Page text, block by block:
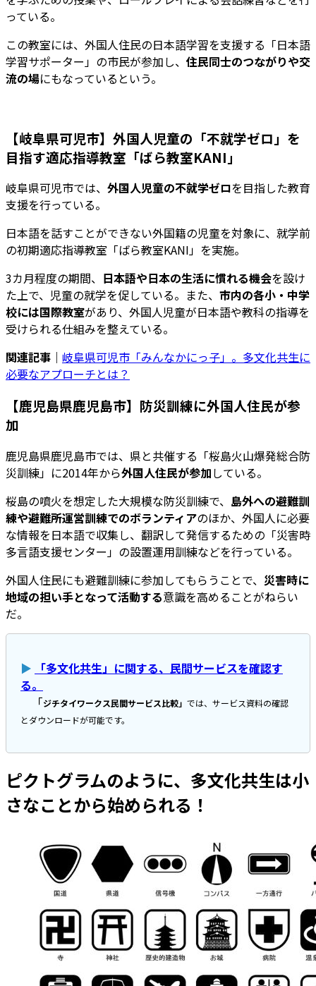
っている。
この教室には、外国人住民の日本語学習を支援する「日本語
学習サポーター」の市民が参加し、 住民同士のつながりや交
流の場にもなっているという。
【岐阜県可児市】外国人児童の「不就学ゼロ」を
目指す適応指導教室「ばら教室KANI」
岐阜県可児市では、 外国人児童の不就学ゼロを目指した教育
支援を行っている。
日本語を話すことができない外国籍の児童を対象に、就学前
の初期適応指導教室「ばら教室KANI」を実施。
3カ月程度の期間、 日本語や日本の生活に慣れる機会を設け
た上で、児童の就学を促している。また、 市内の各小・中学
校には国際教室があり、外国人児童が日本語や教科の指導を
受けられる仕組みを整えている。
関連記事｜ 岐阜県可児市「みんなかにっ子」。多文化共生に
必要なアプローチとは？
【鹿児島県鹿児島市】防災訓練に外国人住民が参
加
鹿児島県鹿児島市では、県と共催する「桜島火山爆発総合防
災訓練」に2014年から外国人住民が参加している。
桜島の噴火を想定した大規模な防災訓練で、 島外への避難訓
練や避難所運営訓練でのボランティアのほか、外国人に必要
な情報を日本語で収集し、翻訳して発信するための「災害時
多言語支援センター」の設置運用訓練などを行っている。
外国人住民にも避難訓練に参加してもらうことで、 災害時に
地域の担い手となって活動する意識を高めることがねらい
だ。
▶
「多文化共生」に関する、民間サービスを確認す
る。
「ジチタイワークス民間サービス比較」 では、サービス資料の確認
とダウンロードが可能です。
ピクトグラムのように、多文化共生は小
さなことから始められる！